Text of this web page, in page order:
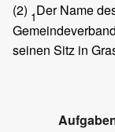
(2) 1Der Name
seinen Sitz in